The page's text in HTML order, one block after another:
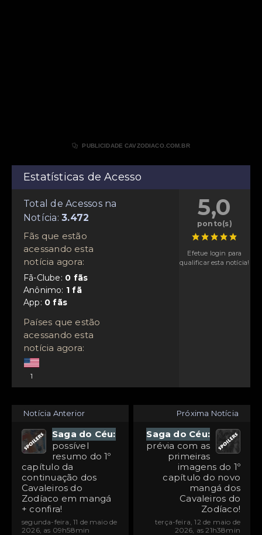
 PUBLICIDADE CAVZODIACO.COM.BR
Estatísticas de Acesso
Total de Acessos na
Notícia:
Fãs que estão
acessando esta
notícia agora:
Fã-Clube:
Anônimo:
App:
Países que estão
acessando esta
notícia agora:
1
5,0
ponto(s)
Efetue login para
qualificar esta notícia!
Notícia Anterior
Saga do Céu:
possível
resumo do 1º
capítulo da
continuação dos
Cavaleiros do
Zodíaco em mangá
+ confira!
segunda-feira, 11 de maio de
2026, as 09h58min
Próxima Notícia
Saga do Céu:
prévia com as
primeiras
imagens do 1º
capítulo do novo
mangá dos
Cavaleiros do
Zodíaco!
terça-feira, 12 de maio de
2026, as 21h38min